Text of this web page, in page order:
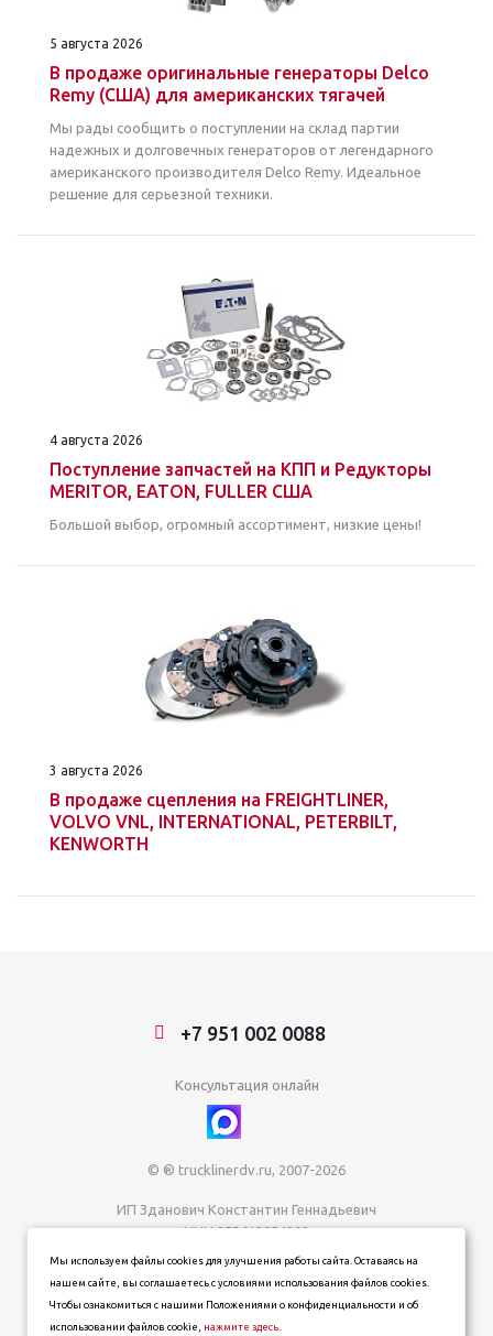
5 августа 2026
В продаже оригинальные генераторы Delco
Remy (США) для американских тягачей
Мы рады сообщить о поступлении на склад партии
надежных и долговечных генераторов от легендарного
американского производителя Delco Remy. Идеальное
решение для серьезной техники.
4 августа 2026
Поступление запчастей на КПП и Редукторы
MERITOR, EATON, FULLER США
Большой выбор, огромный ассортимент, низкие цены!
3 августа 2026
В продаже сцепления на FREIGHTLINER,
VOLVO VNL, INTERNATIONAL, PETERBILT,
KENWORTH
+7 951 002 0088
Консультация онлайн
© ® trucklinerdv.ru, 2007-2026
Информация о товарах, ценах и наличии на сайте носит
информационный характер и не является публичной офертой,
определяемой положениями статьи 437 (п. 2) Гражданского
ИП Зданович Константин Геннадьевич
ИНН 253612854202
ОГРН 320253600063402
Мы используем файлы cookies для улучшения работы сайта. Оставаясь на
нашем сайте, вы соглашаетесь с условиями использования файлов cookies.
Чтобы ознакомиться с нашими Положениями о конфиденциальности и об
использовании файлов cookie, нажмите здесь.